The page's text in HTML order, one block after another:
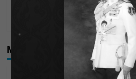
เดือดโค้งสุดท้าย! “ภณ ณวัสน์ – จีน่า ญี
ติ้งพุ่ง พาคนดูแห่ลุ้นบทสรุป 10 สิงหาค
Meta